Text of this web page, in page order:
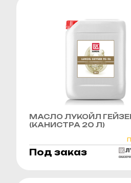
МАСЛО ЛУКОЙЛ
(КАНИСТРА 20 Л)
Под заказ